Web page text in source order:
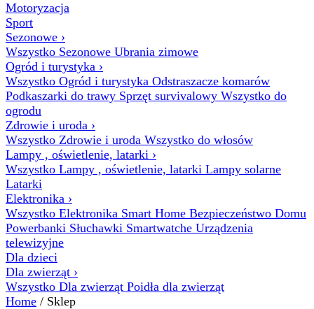
Motoryzacja
Sport
Sezonowe ›
Wszystko Sezonowe Ubrania zimowe
Ogród i turystyka ›
Wszystko Ogród i turystyka Odstraszacze komarów
Podkaszarki do trawy Sprzęt survivalowy Wszystko do
ogrodu
Zdrowie i uroda ›
Wszystko Zdrowie i uroda Wszystko do włosów
Lampy , oświetlenie, latarki ›
Wszystko Lampy , oświetlenie, latarki Lampy solarne
Latarki
Elektronika ›
Wszystko Elektronika Smart Home Bezpieczeństwo Domu
Powerbanki Słuchawki Smartwatche Urządzenia
telewizyjne
Dla dzieci
Dla zwierząt ›
Wszystko Dla zwierząt Poidła dla zwierząt
Home / Sklep